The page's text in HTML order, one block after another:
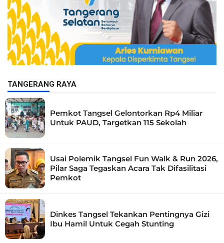
TANGERANG RAYA
Pemkot Tangsel Gelontorkan Rp4 Miliar
Untuk PAUD, Targetkan 115 Sekolah
Usai Polemik Tangsel Fun Walk & Run 2026,
Pilar Saga Tegaskan Acara Tak Difasilitasi
Pemkot
Dinkes Tangsel Tekankan Pentingnya Gizi
Ibu Hamil Untuk Cegah Stunting